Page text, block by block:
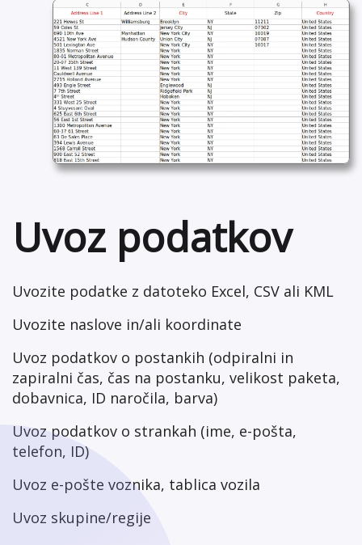
Uvoz podatkov
Uvozite podatke z datoteko Excel, CSV ali KML
Uvozite naslove in/ali koordinate
Uvoz podatkov o postankih (odpiralni in
zapiralni čas, čas na postanku, velikost paketa,
dobavnica, ID naročila, barva)
Uvoz podatkov o strankah (ime, e-pošta,
telefon, ID)
Uvoz e-pošte voznika, tablica vozila
Uvoz skupine/regije